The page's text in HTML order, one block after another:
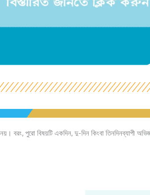
পুরো বিষয়টি একদিন, দু-দিন কিংবা তিনদিনব্যাপী